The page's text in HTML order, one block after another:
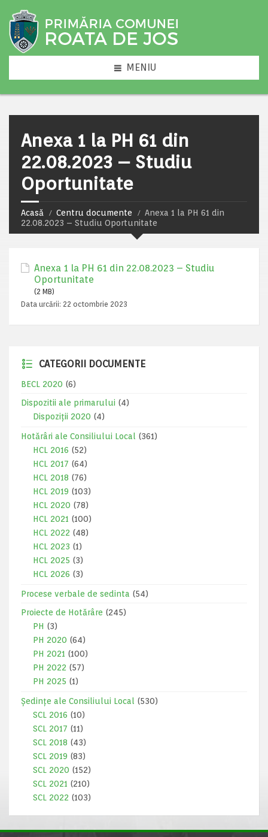
MENIU
Anexa 1 la PH 61 din
22.08.2023 – Studiu
Oportunitate
Acasă Centru documente
Anexa 1 la PH 61 din
22.08.2023 – Studiu Oportunitate
Anexa 1 la PH 61 din 22.08.2023 – Studiu
Oportunitate
(2 MB)
Data urcării: 22 octombrie 2023
CATEGORII DOCUMENTE
BECL 2020 (6)
Dispozitii ale primarului (4)
Dispoziții 2020 (4)
Hotărâri ale Consiliului Local
(361)
HCL 2016 (52)
HCL 2017 (64)
HCL 2018 (76)
HCL 2019 (103)
HCL 2020 (78)
HCL 2021 (100)
HCL 2022 (48)
HCL 2023 (1)
HCL 2025 (3)
HCL 2026 (3)
Procese verbale de sedinta (54)
Proiecte de Hotărâre (245)
PH (3)
PH 2020 (64)
PH 2021 (100)
PH 2022 (57)
PH 2025 (1)
Ședințe ale Consiliului Local
(530)
SCL 2016 (10)
SCL 2017 (11)
SCL 2018 (43)
SCL 2019 (83)
SCL 2020 (152)
SCL 2021 (210)
SCL 2022 (103)